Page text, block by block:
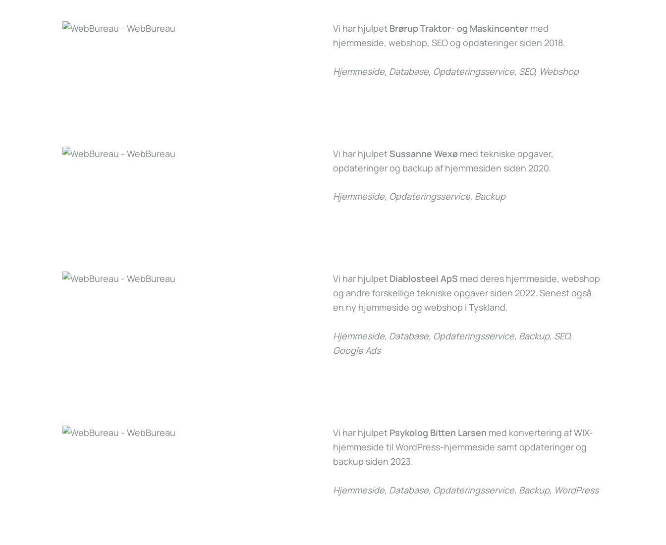
Vi har hjulpet Brørup Traktor- og Maskincenter med
hjemmeside, webshop, SEO og opdateringer siden 2018.
Hjemmeside, Database, Opdateringsservice, SEO, Webshop
Vi har hjulpet Sussanne Wexø med tekniske opgaver,
opdateringer og backup af hjemmesiden siden 2020.
Hjemmeside, Opdateringsservice, Backup
Vi har hjulpet Diablosteel ApS med deres hjemmeside, webshop
og andre forskellige tekniske opgaver siden 2022. Senest også
en ny hjemmeside og webshop i Tyskland.
Hjemmeside, Database, Opdateringsservice, Backup, SEO,
Google Ads
Vi har hjulpet Psykolog Bitten Larsen med konvertering af WIX-
hjemmeside til WordPress-hjemmeside samt opdateringer og
backup siden 2023.
Hjemmeside, Database, Opdateringsservice, Backup, WordPress